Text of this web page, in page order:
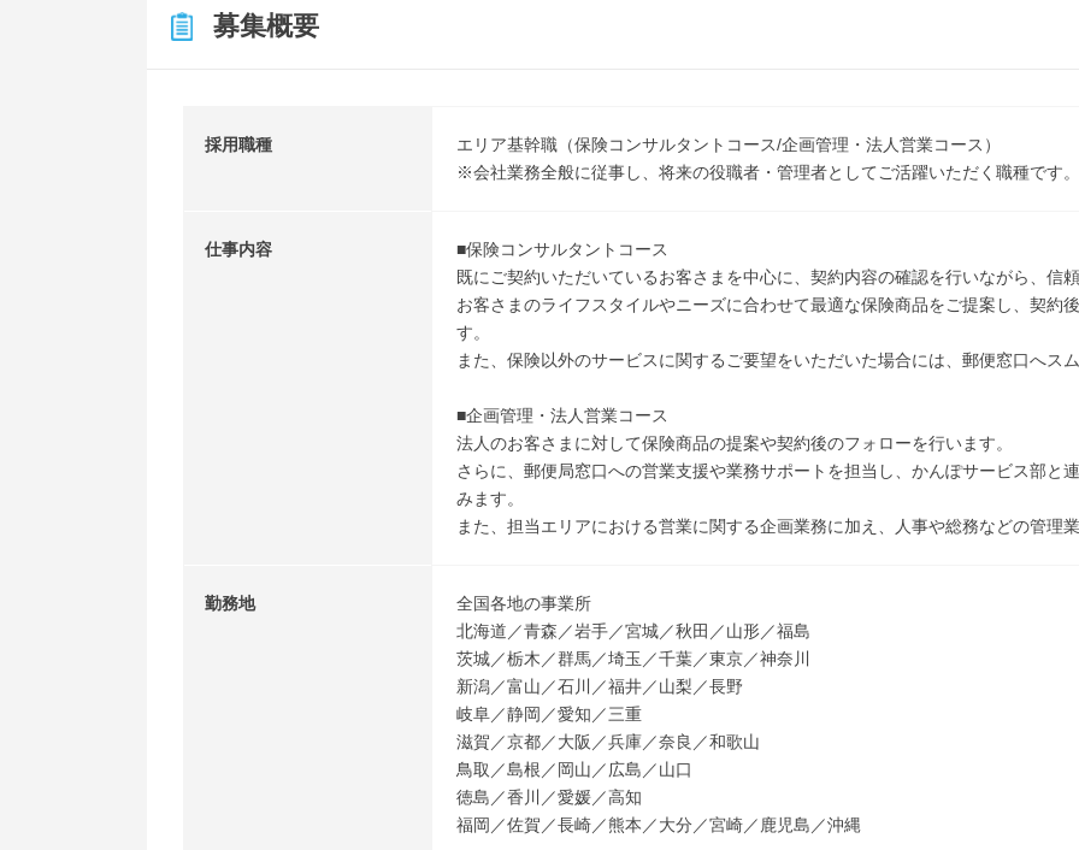
募集概要
採用職種
エリア基幹職（保険コンサルタントコース/企画管理・法人営業コース）
※会社業務全般に従事し、将来の役職者・管理者としてご活躍いただく職種です。
仕事内容
■保険コンサルタントコース
既にご契約いただいているお客さまを中心に、契約内容の確認を行いながら、信
お客さまのライフスタイルやニーズに合わせて最適な保険商品をご提案し、契約
す。
また、保険以外のサービスに関するご要望をいただいた場合には、郵便窓口へス
■企画管理・法人営業コース
法人のお客さまに対して保険商品の提案や契約後のフォローを行います。
さらに、郵便局窓口への営業支援や業務サポートを担当し、かんぽサービス部と
みます。
また、担当エリアにおける営業に関する企画業務に加え、人事や総務などの管理業
勤務地
全国各地の事業所
北海道／青森／岩手／宮城／秋田／山形／福島
茨城／栃木／群馬／埼玉／千葉／東京／神奈川
新潟／富山／石川／福井／山梨／長野
岐阜／静岡／愛知／三重
滋賀／京都／大阪／兵庫／奈良／和歌山
鳥取／島根／岡山／広島／山口
徳島／香川／愛媛／高知
福岡／佐賀／長崎／熊本／大分／宮崎／鹿児島／沖縄